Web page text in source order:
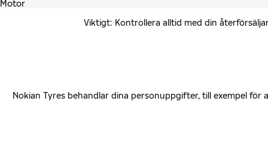
Viktigt: Kontrollera alltid med din
Nokian Tyres behandlar dina personuppgifter, till exempel